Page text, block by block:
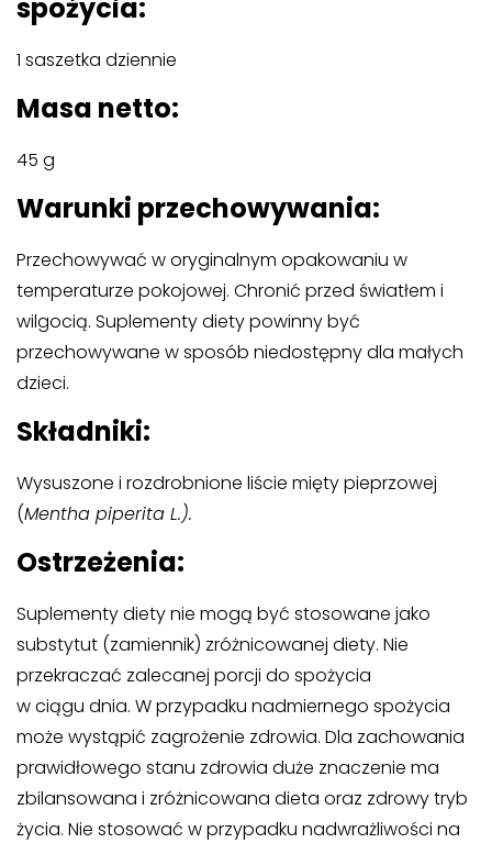
spożycia:
1 saszetka dziennie
Masa netto:
45 g
Warunki przechowywania:
Przechowywać w oryginalnym opakowaniu w
temperaturze pokojowej. Chronić przed światłem i
wilgocią. Suplementy diety powinny być
przechowywane w sposób niedostępny dla małych
dzieci.
Składniki:
Wysuszone i rozdrobnione liście mięty pieprzowej
(Mentha piperita L.).
Ostrzeżenia:
Suplementy diety nie mogą być stosowane jako
substytut (zamiennik) zróżnicowanej diety. Nie
przekraczać zalecanej porcji do spożycia
w ciągu dnia. W przypadku nadmiernego spożycia
może wystąpić zagrożenie zdrowia. Dla zachowania
prawidłowego stanu zdrowia duże znaczenie ma
zbilansowana i zróżnicowana dieta oraz zdrowy tryb
życia. Nie stosować w przypadku nadwrażliwości na